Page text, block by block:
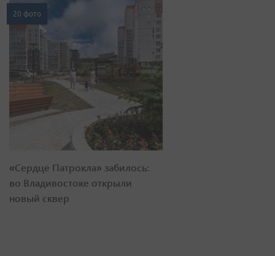
20 фото
«Сердце Патрокла» забилось:
во Владивостоке открыли
новый сквер